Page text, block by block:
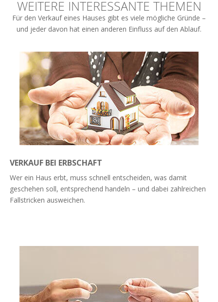
WEITERE INTERESSANTE THEMEN
Für den Verkauf eines Hauses gibt es viele mögliche Gründe –
und jeder davon hat einen anderen Einfluss auf den Ablauf.
VERKAUF BEI ERBSCHAFT
Wer ein Haus erbt, muss schnell entscheiden, was damit
geschehen soll, entsprechend handeln – und dabei zahlreichen
Fallstricken ausweichen.